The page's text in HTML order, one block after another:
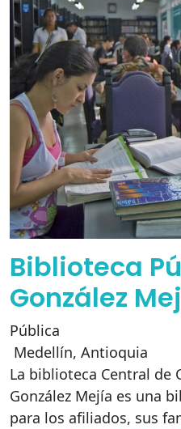
Biblioteca
González
Pública
Medellín, Antioquia
La biblioteca Central de
González Mejía es una
para los afiliados, sus